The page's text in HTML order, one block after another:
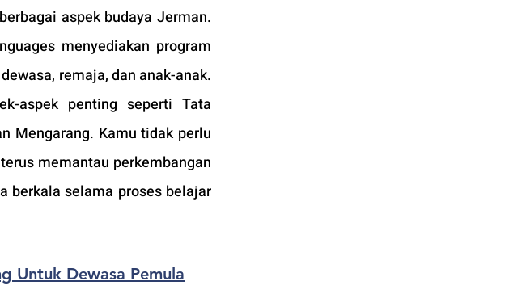
aspek budaya Jerman.
menyediakan program
remaja, dan anak-anak.
aspek penting seperti Tata
Mengarang. Kamu tidak perlu
memantau perkembangan
berkala selama proses belajar
Untuk Dewasa Pemula